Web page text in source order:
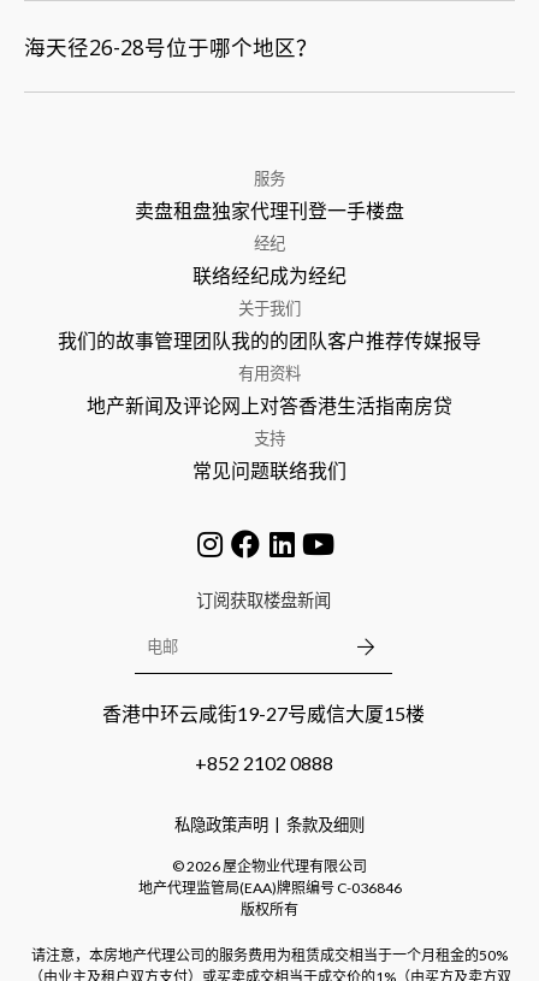
海天径26-28号位于哪个地区？
服务
卖盘租盘独家代理刊登一手楼盘
经纪
联络经纪成为经纪
关于我们
我们的故事管理团队我的的团队客户推荐传媒报导
有用资料
地产新闻及评论网上对答香港生活指南房贷
支持
常见问题联络我们
订阅获取楼盘新闻
香港中环云咸街19-27号威信大厦15楼
+852 2102 0888
私隐政策声明 条款及细则
©2026屋企物业代理有限公司
地产代理监管局(EAA)牌照编号C-036846
版权所有
请注意，本房地产代理公司的服务费用为租赁成交相当于一个月租金的50%
（由业主及租户双方支付）或买卖成交相当于成交价的1%（由买方及卖方双